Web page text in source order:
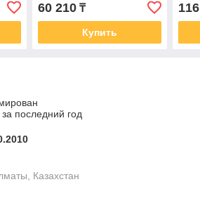
60 210₸
Купить
последний год
Казахстан